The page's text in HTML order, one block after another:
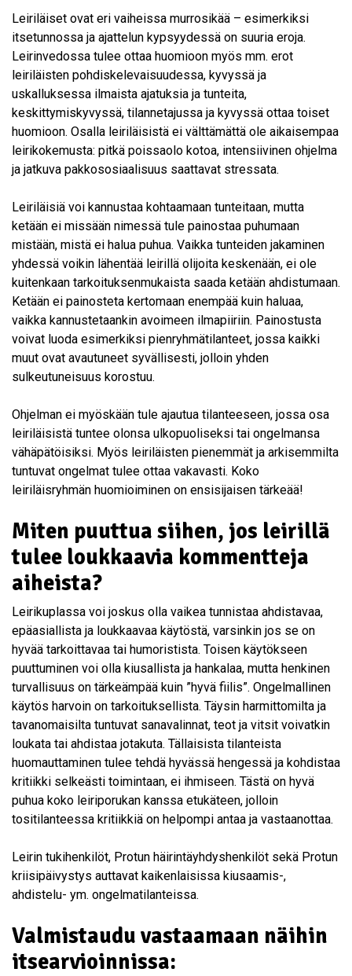
Leiriläiset ovat eri vaiheissa murrosikää – esimerkiksi
itsetunnossa ja ajattelun kypsyydessä on suuria eroja.
Leirinvedossa tulee ottaa huomioon myös mm. erot
leiriläisten pohdiskelevaisuudessa, kyvyssä ja
uskalluksessa ilmaista ajatuksia ja tunteita,
keskittymiskyvyssä, tilannetajussa ja kyvyssä ottaa toiset
huomioon. Osalla leiriläisistä ei välttämättä ole aikaisempaa
leirikokemusta: pitkä poissaolo kotoa, intensiivinen ohjelma
ja jatkuva pakkososiaalisuus saattavat stressata.
Leiriläisiä voi kannustaa kohtaamaan tunteitaan, mutta
ketään ei missään nimessä tule painostaa puhumaan
mistään, mistä ei halua puhua. Vaikka tunteiden jakaminen
yhdessä voikin lähentää leirillä olijoita keskenään, ei ole
kuitenkaan tarkoituksenmukaista saada ketään ahdistumaan.
Ketään ei painosteta kertomaan enempää kuin haluaa,
vaikka kannustetaankin avoimeen ilmapiiriin. Painostusta
voivat luoda esimerkiksi pienryhmätilanteet, jossa kaikki
muut ovat avautuneet syvällisesti, jolloin yhden
sulkeutuneisuus korostuu.
Ohjelman ei myöskään tule ajautua tilanteeseen, jossa osa
leiriläisistä tuntee olonsa ulkopuoliseksi tai ongelmansa
vähäpätöisiksi. Myös leiriläisten pienemmät ja arkisemmilta
tuntuvat ongelmat tulee ottaa vakavasti. Koko
leiriläisryhmän huomioiminen on ensisijaisen tärkeää!
Miten puuttua siihen, jos leirillä
tulee loukkaavia kommentteja
aiheista?
Leirikuplassa voi joskus olla vaikea tunnistaa ahdistavaa,
epäasiallista ja loukkaavaa käytöstä, varsinkin jos se on
hyvää tarkoittavaa tai humoristista. Toisen käytökseen
puuttuminen voi olla kiusallista ja hankalaa, mutta henkinen
turvallisuus on tärkeämpää kuin ”hyvä fiilis”. Ongelmallinen
käytös harvoin on tarkoituksellista. Täysin harmittomilta ja
tavanomaisilta tuntuvat sanavalinnat, teot ja vitsit voivatkin
loukata tai ahdistaa jotakuta. Tällaisista tilanteista
huomauttaminen tulee tehdä hyvässä hengessä ja kohdistaa
kritiikki selkeästi toimintaan, ei ihmiseen. Tästä on hyvä
puhua koko leiriporukan kanssa etukäteen, jolloin
tositilanteessa kritiikkiä on helpompi antaa ja vastaanottaa.
Leirin tukihenkilöt, Protun häirintäyhdyshenkilöt sekä Protun
kriisipäivystys auttavat kaikenlaisissa kiusaamis-,
ahdistelu- ym. ongelmatilanteissa.
Valmistaudu vastaamaan näihin
itsearvioinnissa: